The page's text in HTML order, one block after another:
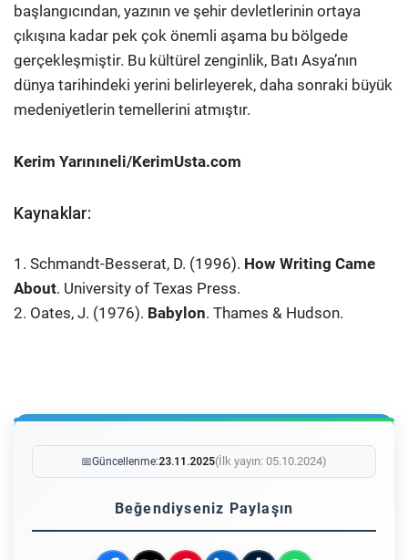
başlangıcından, yazının ve şehir devletlerinin ortaya
çıkışına kadar pek çok önemli aşama bu bölgede
gerçekleşmiştir. Bu kültürel zenginlik, Batı Asya’nın
dünya tarihindeki yerini belirleyerek, daha sonraki büyük
medeniyetlerin temellerini atmıştır.
Kerim Yarınıneli/KerimUsta.com
Kaynaklar:
1. Schmandt-Besserat, D. (1996). How Writing Came
About. University of Texas Press.
2. Oates, J. (1976). Babylon. Thames & Hudson.
📅Güncellenme:23.11.2025(İlk yayın: 05.10.2024)
Beğendiyseniz Paylaşın